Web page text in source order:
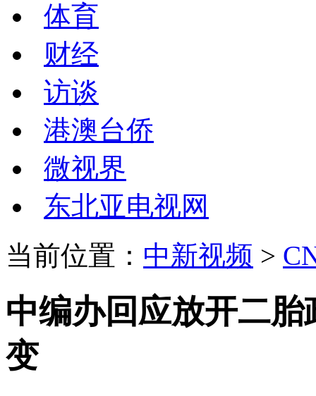
体育
财经
访谈
港澳台侨
微视界
东北亚电视网
当前位置： 中新视频 >
中编办回应放开二
变